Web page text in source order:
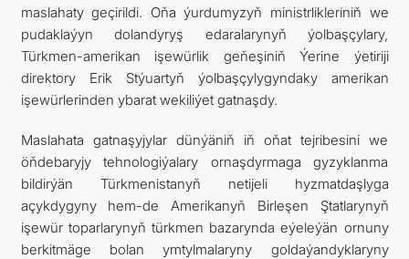
maslahaty geçirildi. Oňa ýurdumyzyň ministrlikleriniň we
pudaklaýyn dolandyryş edaralarynyň ýolbaşçylary,
Türkmen-amerikan işewürlik geňeşiniň Ýerine ýetiriji
direktory Erik Stýuartyň ýolbaşçylygyndaky amerikan
işewürlerinden ybarat wekiliýet gatnaşdy.
Maslahata gatnaşyjylar dünýäniň iň oňat tejribesini we
öňdebaryjy tehnologiýalary ornaşdyrmaga gyzyklanma
bildirýän Türkmenistanyň netijeli hyzmatdaşlyga
açykdygyny hem-de Amerikanyň Birleşen Ştatlarynyň
işewür toparlarynyň türkmen bazarynda eýeleýän ornuny
berkitmäge bolan ymtylmalaryny goldaýandyklaryny